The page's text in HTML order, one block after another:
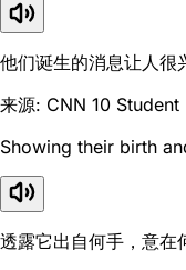
他们诞生的消息让人很
来源: CNN 10
Showing their birth
透露它出自何手，意在